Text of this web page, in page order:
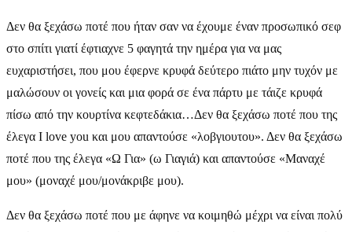
Δεν θα ξεχάσω ποτέ που ήταν σαν να έχουμε έναν προσωπικό σεφ
στο σπίτι γιατί έφτιαχνε 5 φαγητά την ημέρα για να μας
ευχαριστήσει, που μου έφερνε κρυφά δεύτερο πιάτο μην τυχόν με
μαλώσουν οι γονείς και μια φορά σε ένα πάρτυ με τάιζε κρυφά
πίσω από την κουρτίνα κεφτεδάκια…Δεν θα ξεχάσω ποτέ που της
έλεγα I love you και μου απαντούσε «λοβγιουτου». Δεν θα ξεχάσω
ποτέ που της έλεγα «Ω Για» (ω Γιαγιά) και απαντούσε «Μαναχέ
μου» (μοναχέ μου/μονάκριβε μου).
Δεν θα ξεχάσω ποτέ που με άφηνε να κοιμηθώ μέχρι να είναι πολύ